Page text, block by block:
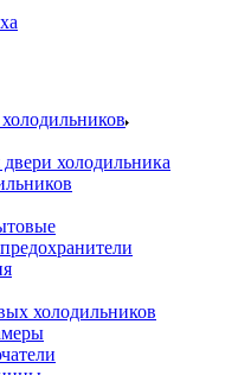
холодильника
холодильников